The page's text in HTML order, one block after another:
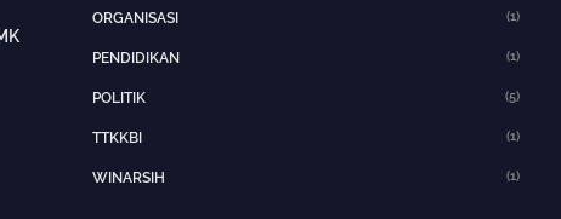
ORGANISASI (1)
PENDIDIKAN (1)
POLITIK (5)
TTKKBI (1)
WINARSIH (1)